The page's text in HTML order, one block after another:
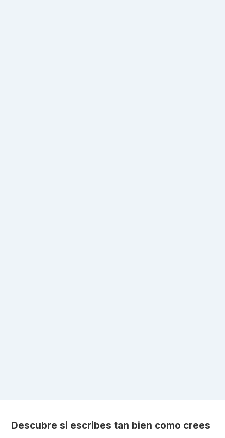
Descubre si escribes tan bien como crees